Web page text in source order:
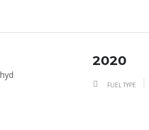
2020
FUEL TYPE